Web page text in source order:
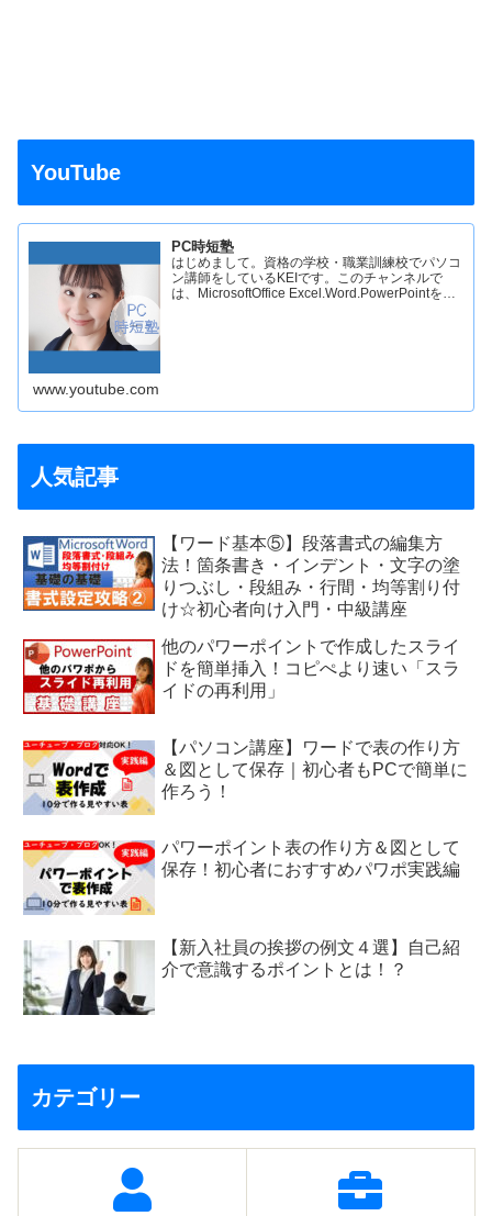
YouTube
PC時短塾
はじめまして。資格の学校・職業訓練校でパソコ
ン講師をしているKEIです。このチャンネルで
は、MicrosoftOffice Excel.Word.PowerPointを中
www.youtube.com
人気記事
【ワード基本⑤】段落書式の編集方
法！箇条書き・インデント・文字の塗
りつぶし・段組み・行間・均等割り付
け☆初心者向け入門・中級講座
他のパワーポイントで作成したスライ
ドを簡単挿入！コピぺより速い「スラ
イドの再利用」
【パソコン講座】ワードで表の作り方
＆図として保存｜初心者もPCで簡単に
作ろう！
パワーポイント表の作り方＆図として
保存！初心者におすすめパワポ実践編
【新入社員の挨拶の例文４選】自己紹
介で意識するポイントとは！？
カテゴリー